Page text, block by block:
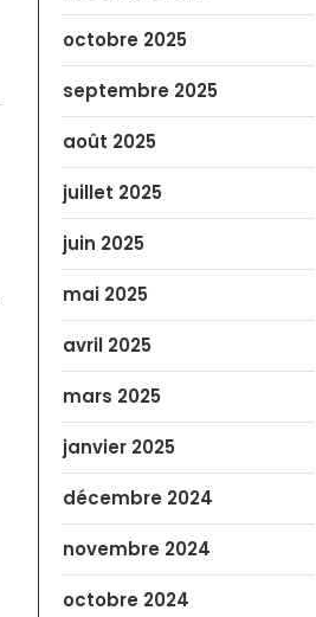
octobre 2025
septembre 2025
août 2025
juillet 2025
juin 2025
mai 2025
avril 2025
mars 2025
janvier 2025
décembre 2024
novembre 2024
octobre 2024